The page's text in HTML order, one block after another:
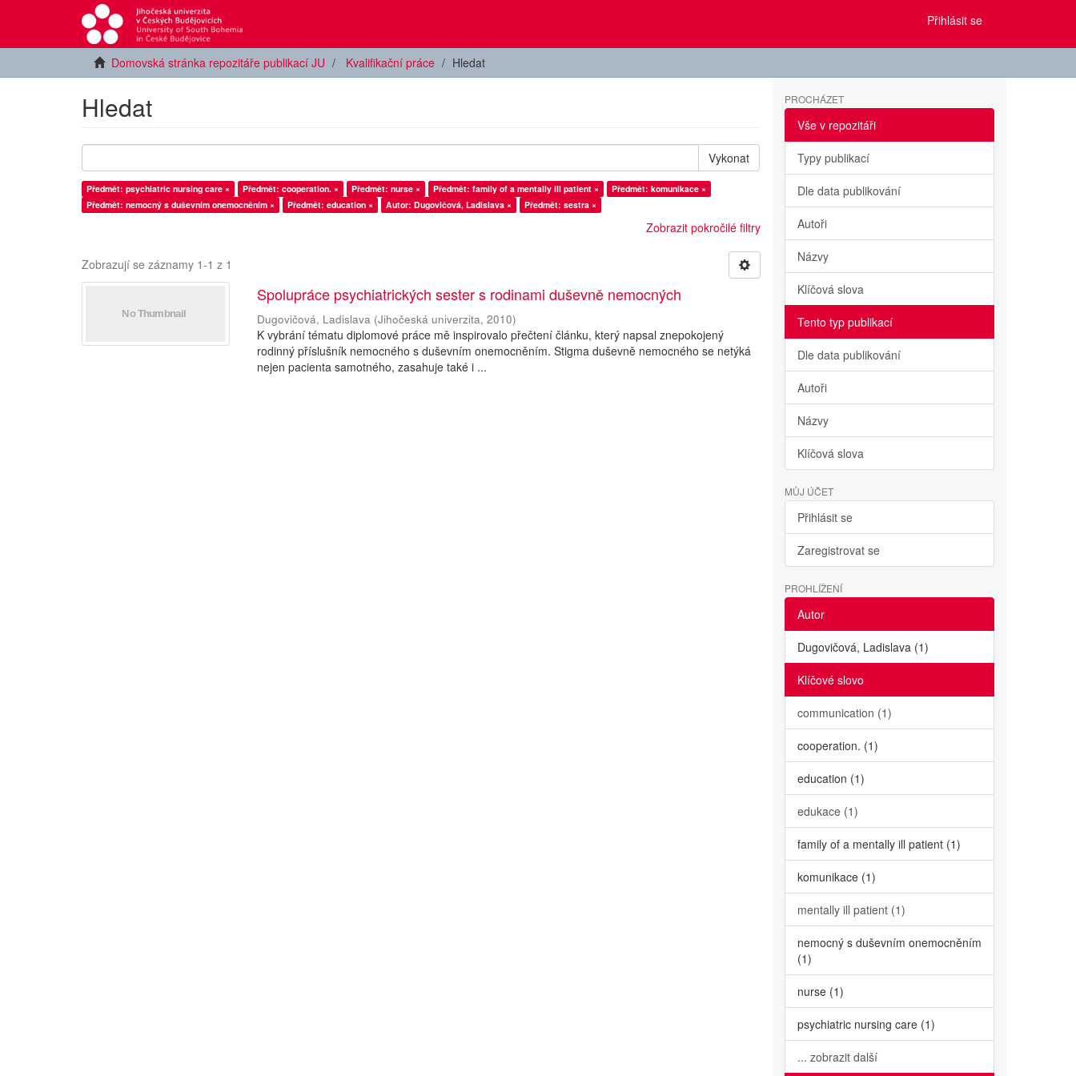
Přihlásit se
Domovská stránka repozitáře publikací JU Kvalifikační práce Hledat
Hledat
Vykonat
Předmět: psychiatric nursing care × Předmět: cooperation. × Předmět: nurse × Předmět: family of a mentally ill patient ×
Předmět: komunikace ×
Předmět: nemocný s duševním onemocněním ×
Předmět: education × Autor: Dugovičová, Ladislava × Předmět: sestra ×
Zobrazit pokročilé filtry
Zobrazují se záznamy 1-1 z 1
Spolupráce psychiatrických sester s rodinami duševně nemocných
Dugovičová, Ladislava (Jihočeská univerzita,2010)
K vybrání tématu diplomové práce mě inspirovalo přečtení článku, který napsal znepokojený
rodinný příslušník nemocného s duševním onemocněním. Stigma duševně nemocného se netýká
nejen pacienta samotného, zasahuje také i ...
PROCHÁZET
Vše v repozitáři
Typy publikací
Dle data publikování
Autoři
Názvy
Klíčová slova
Tento typ publikací
Dle data publikování
Autoři
Názvy
Klíčová slova
MŮJ ÚČET
Přihlásit se
Zaregistrovat se
PROHLÍŽENÍ
Autor
Dugovičová, Ladislava (1)
Klíčové slovo
communication (1)
cooperation. (1)
education (1)
edukace (1)
family of a mentally ill patient (1)
komunikace (1)
mentally ill patient (1)
nemocný s duševním onemocněním
(1)
nurse (1)
psychiatric nursing care (1)
... zobrazit další